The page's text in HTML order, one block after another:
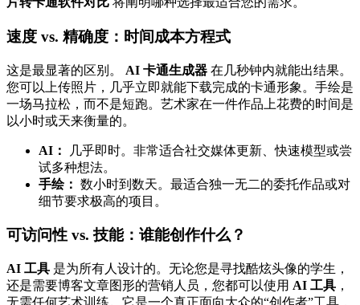
速度 vs. 精确度：时间成本方程式
这是最显著的区别。 AI 卡通生成器 在几秒钟内就能出结果。
您可以上传照片，几乎立即就能下载完成的卡通形象。手绘是
一场马拉松，而不是短跑。艺术家在一件作品上花费的时间是
以小时或天来衡量的。
AI：
几乎即时。非常适合社交媒体更新、快速模型或尝
试多种想法。
手绘： 数小时到数天。最适合独一无二的委托作品或对
细节要求极高的项目。
可访问性 vs. 技能：谁能创作什么？
AI 工具 是为所有人设计的。无论您是寻找酷炫头像的学生，
还是需要博客文章图形的营销人员，您都可以使用 AI 工具 ，
无需任何艺术训练。它是一个真正面向大众的“创作者”工具，